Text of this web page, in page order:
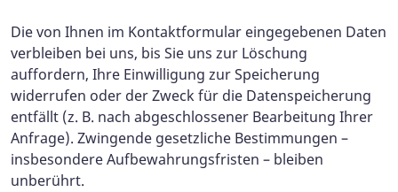
Die von Ihnen im Kontaktformular eingegebenen Daten
verbleiben bei uns, bis Sie uns zur Löschung
auffordern, Ihre Einwilligung zur Speicherung
widerrufen oder der Zweck für die Datenspeicherung
entfällt (z. B. nach abgeschlossener Bearbeitung Ihrer
Anfrage). Zwingende gesetzliche Bestimmungen –
insbesondere Aufbewahrungsfristen – bleiben
unberührt.